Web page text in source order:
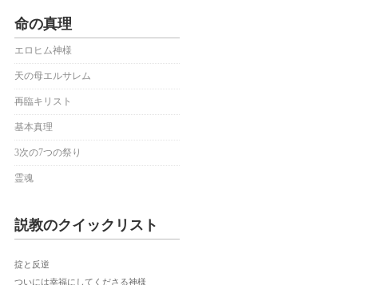
命の真理
エロヒム神様
天の母エルサレム
再臨キリスト
基本真理
3次の7つの祭り
霊魂